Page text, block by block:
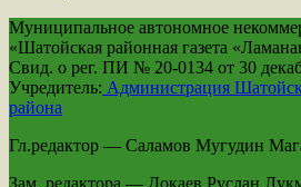
Муниципальное автономное
«Шатойская районная газета
Свид. о рег. ПИ № 20-0134 от 30
Учредитель: Администрация
района
Гл.редактор — Саламов Мугудин
Зам. редактора — Докаев Руслан